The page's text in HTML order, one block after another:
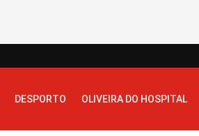
DESPORTO OLIVEIRA DO HOSPITAL